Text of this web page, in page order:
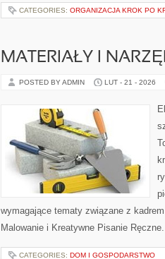
CATEGORIES: ORGANIZACJA KROK PO
MATERIAŁY I
POSTED BY ADMIN LUT - 21 - 2026
wymagające tematy związane z
Malowanie i Kreatywne Pisanie
CATEGORIES: DOM I GOSPODARSTWO